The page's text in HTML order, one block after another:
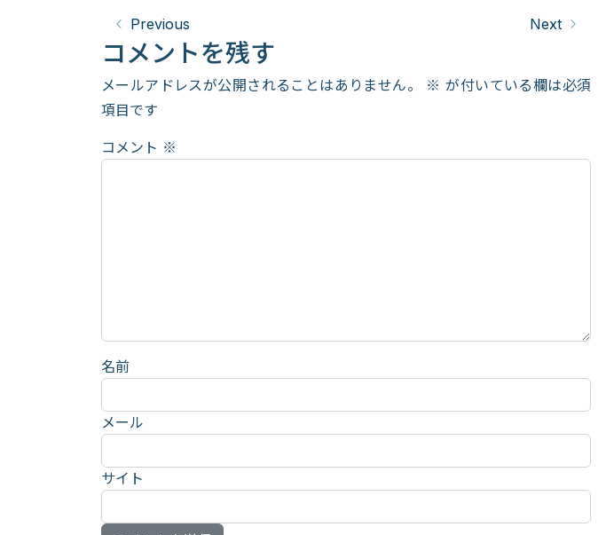
Previous Next
コメントを残す
メールアドレスが公開されることはありません。 ※ が付いている欄は必須
項目です
コメント ※
名前
メール
サイト